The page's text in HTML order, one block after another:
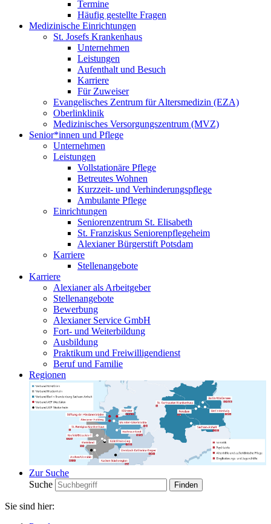
Termine
Häufig gestellte Fragen
Medizinische Einrichtungen
St. Josefs Krankenhaus
Unternehmen
Leistungen
Aufenthalt und Besuch
Karriere
Für Zuweiser
Evangelisches Zentrum für Altersmedizin (EZA)
Oberlinklinik
Medizinisches Versorgungszentrum (MVZ)
Senior*innen und Pflege
Unternehmen
Leistungen
Vollstationäre Pflege
Betreutes Wohnen
Kurzzeit- und Verhinderungspflege
Ambulante Pflege
Einrichtungen
Seniorenzentrum St. Elisabeth
St. Franziskus Seniorenpflegeheim
Alexianer Bürgerstift Potsdam
Karriere
Stellenangebote
Karriere
Alexianer als Arbeitgeber
Stellenangebote
Bewerbung
Alexianer Service GmbH
Fort- und Weiterbildung
Ausbildung
Praktikum und Freiwilligendienst
Beruf und Familie
Regionen
Zur Suche
Suche
Sie sind hier: